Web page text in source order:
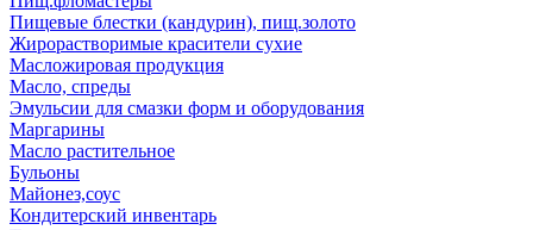
Пищевые блестки (кандурин), пищ.золото
Жирорастворимые красители сухие
Масложировая продукция
Масло, спреды
Эмульсии для смазки форм и оборудования
Маргарины
Масло растительное
Бульоны
Майонез,соус
Кондитерский инвентарь